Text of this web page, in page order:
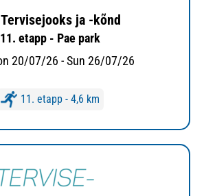
ja -kõnd
11. etapp - Pae park
20/07/26 - Sun 26/07/26
11. etapp - 4,6 km